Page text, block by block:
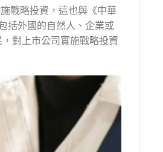
戰略投資，這也與《中華
括外國的自然人、企業或
對上市公司實施戰略投資